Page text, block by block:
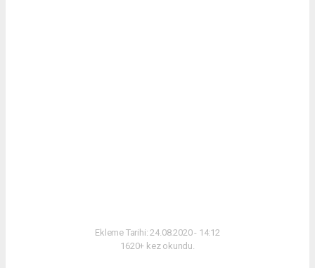
Ekleme Tarihi: 24.08.2020 - 14:12
1620+ kez okundu.